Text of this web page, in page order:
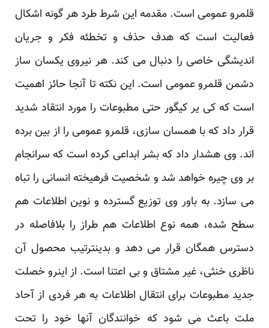
قلمرو عمومی است. مقدمه این شرط طرد هر گونه اشکال
فعالیت است که هدف حذف و تخطئه فکر و جریان
اندیشگی خاصی را دنبال می کند. هر نیروی یکسان ساز
دشمن قلمرو عمومی است. این نکته تا آنجا حائز اهمیت
است که کی یر کیگور حتی مطبوعات را مورد انتقاد شدید
قرار داد که با همسان سازی، قلمرو عمومی را از بین برده
اند. وی هشدار داد که بشر ابداعی کرده است که سرانجام
بر وی چیره خواهد شد و شخصیت فرهیخته انسانی را تباه
می سازد. به باور وی توزیع گسترده و نوین اطلاعات هم
سطح شده، همه نوع اطلاعات هم طراز را بلافاصله در
دسترس همگان قرار می دهد و بدینترتیب محصول آن
ناظری خنثی، غیر مشتاق و بی اعتنا است. از اینرو خصلت
جدید مطبوعات برای انتقال اطلاعات به هر فردی از آحاد
ملت باعث می شود که خوانندگان آنها خود را تحت